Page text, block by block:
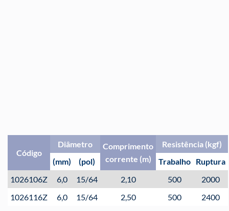
Código
Diâmetro
Comprimento
corrente (m)
Resistência (kgf)
(mm)
(pol) Trabalho Ruptura
1026106Z
6,0 15/64 2,10 500
2000
1026116Z
6,0 15/64 2,50 500 2400